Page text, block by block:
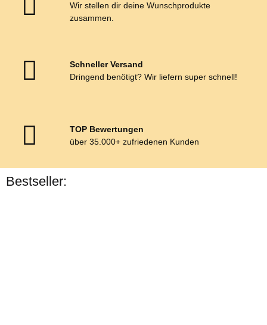
Wir stellen dir deine Wunschprodukte
zusammen.
Schneller Versand
Dringend benötigt? Wir liefern super schnell!
TOP Bewertungen
über 35.000+ zufriedenen Kunden
Bestseller: